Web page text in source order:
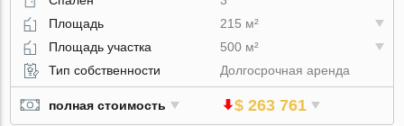
Площадь
215 м²
Площадь участка
500 м²
Тип собственности
Долгосрочная аренда
полная стоимость $ 263 761